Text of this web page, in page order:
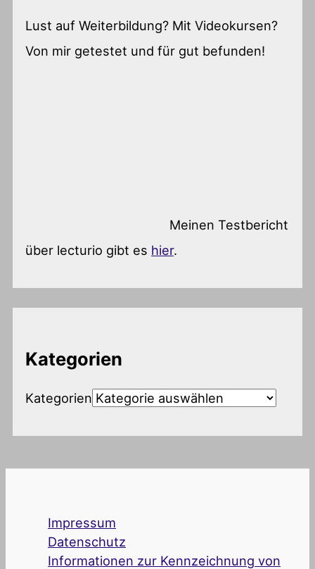
Lust auf Weiterbildung? Mit Videokursen?
Von mir getestet und für gut befunden!
Meinen Testbericht
über lecturio gibt es hier.
Kategorien
Kategorien
Impressum
Datenschutz
Informationen zur Kennzeichnung von